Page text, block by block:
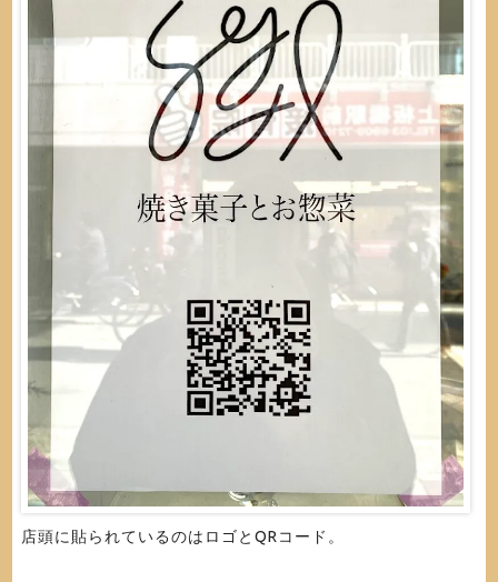
店頭に貼られているのはロゴとQRコード。